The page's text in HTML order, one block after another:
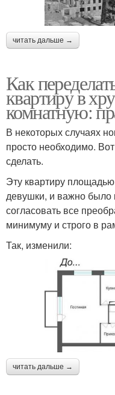
читать дальше →
Как
квартиру в
комнатную:
В некоторых случаях
просто необходимо.
сделать.
Эту квартиру
девушки, и важно было
согласовать все
минимуму и строго в
Так, изменили:
читать дальше →